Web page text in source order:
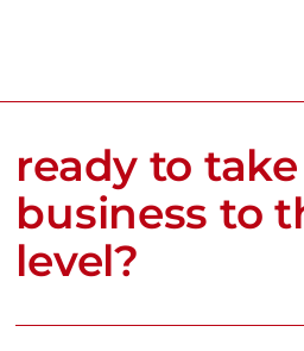
ready to
business to
level?